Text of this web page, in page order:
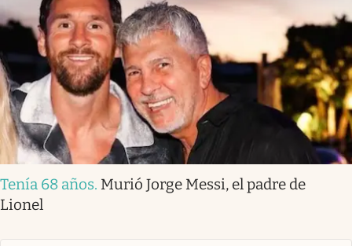
Tenía 68 años. Murió Jorge Messi, el padre de
Lionel